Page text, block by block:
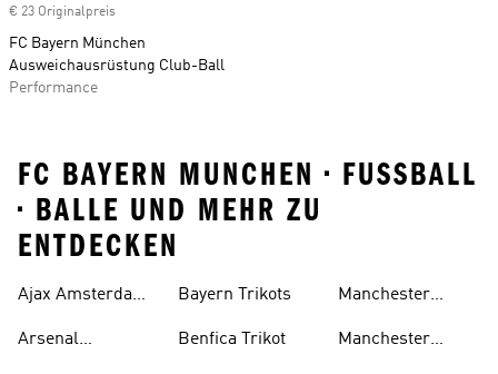
€ 23 Originalpreis
FC Bayern München
Ausweichausrüstung Club-Ball
Performance
FC BAYERN MUNCHEN • FUSSBALL
• BALLE UND MEHR ZU
ENTDECKEN
Ajax Amsterdam
Arsenal
Bayern Trikots
Benfica Trikot
Manchester
Trainingsanzug
Manchester